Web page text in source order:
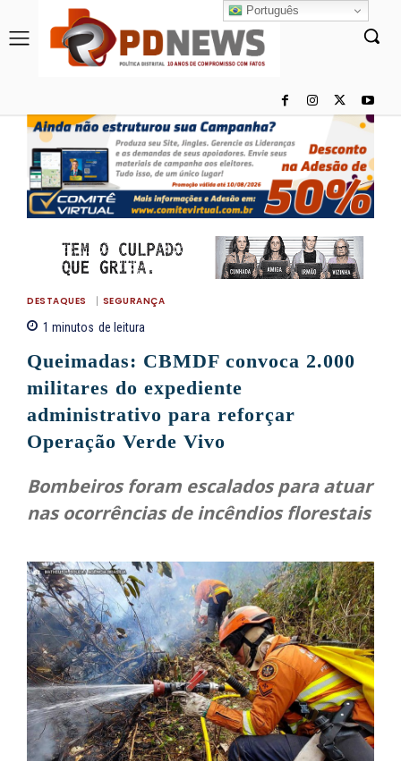
DESTAQUES SEGURANÇA
1 minutos de leitura
Queimadas: CBMDF convoca 2.000
militares do expediente
administrativo para reforçar
Operação Verde Vivo
Bombeiros foram escalados para atuar
nas ocorrências de incêndios florestais
Português